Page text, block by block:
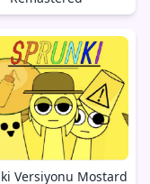
Versiyonu Mostard